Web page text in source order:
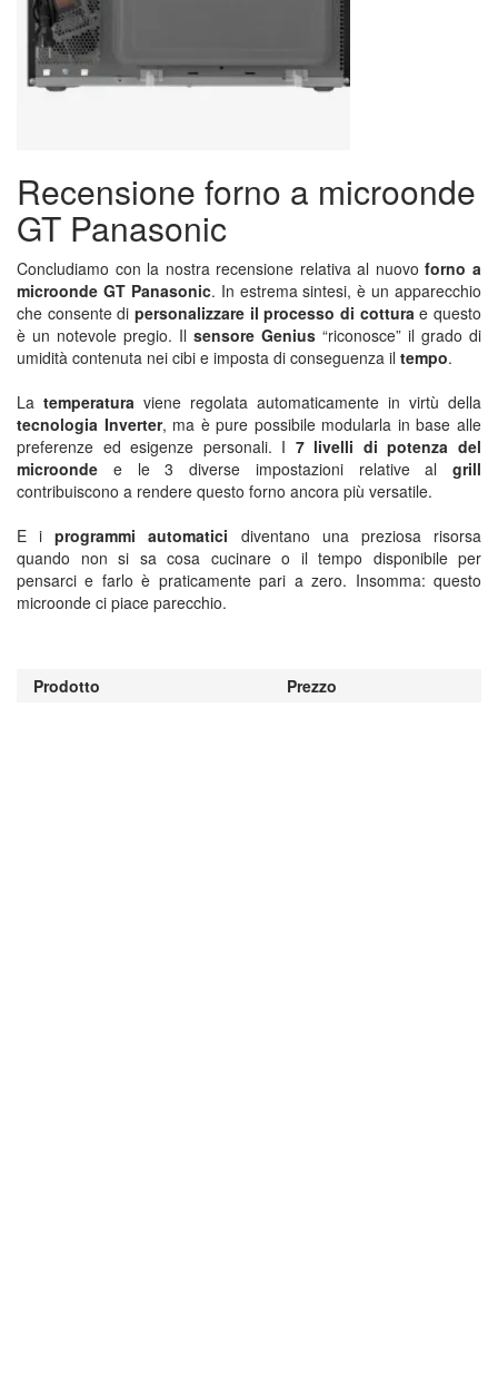
Recensione forno a microonde
GT Panasonic
Concludiamo con la nostra recensione relativa al nuovoforno a
microonde GT Panasonic. In estrema sintesi, è un apparecchio
che consente di personalizzare il processo di cotturae questo
è un notevole pregio. Il sensore Genius “riconosce” il grado di
umidità contenuta nei cibi e imposta di conseguenza il tempo.
La temperatura viene regolata automaticamente in virtù della
tecnologia Inverter, ma è pure possibile modularla in base alle
preferenze ed esigenze personali. I 7 livelli di potenza del
microonde e le 3 diverse impostazioni relative al grill
contribuiscono a rendere questo forno ancora più versatile.
E iprogrammi automatici diventano una preziosa risorsa
quando non si sa cosa cucinare o il tempo disponibile per
pensarci e farlo è praticamente pari a zero. Insomma: questo
microonde ci piace parecchio.
Prodotto Prezzo